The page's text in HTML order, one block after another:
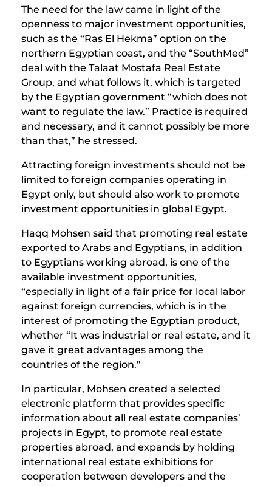
The need for the law came in light of the
openness to major investment opportunities,
such as the “Ras El Hekma” option on the
northern Egyptian coast, and the “SouthMed”
deal with the Talaat Mostafa Real Estate
Group, and what follows it, which is targeted
by the Egyptian government “which does not
want to regulate the law.” Practice is required
and necessary, and it cannot possibly be more
than that,” he stressed.
Attracting foreign investments should not be
limited to foreign companies operating in
Egypt only, but should also work to promote
investment opportunities in global Egypt.
Haqq Mohsen said that promoting real estate
exported to Arabs and Egyptians, in addition
to Egyptians working abroad, is one of the
available investment opportunities,
“especially in light of a fair price for local labor
against foreign currencies, which is in the
interest of promoting the Egyptian product,
whether “It was industrial or real estate, and it
gave it great advantages among the
countries of the region.”
In particular, Mohsen created a selected
electronic platform that provides specific
information about all real estate companies’
projects in Egypt, to promote real estate
properties abroad, and expands by holding
international real estate exhibitions for
cooperation between developers and the